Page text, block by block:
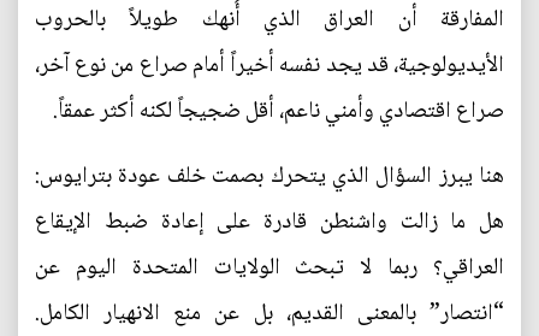
المفارقة أن العراق الذي أُنهك طويلاً بالحروب
الأيديولوجية، قد يجد نفسه أخيراً أمام صراع من نوع آخر،
صراع اقتصادي وأمني ناعم، أقل ضجيجاً لكنه أكثر عمقاً.
هنا يبرز السؤال الذي يتحرك بصمت خلف عودة بترايوس:
هل ما زالت واشنطن قادرة على إعادة ضبط الإيقاع
العراقي؟ ربما لا تبحث الولايات المتحدة اليوم عن
“انتصار” بالمعنى القديم، بل عن منع الانهيار الكامل.